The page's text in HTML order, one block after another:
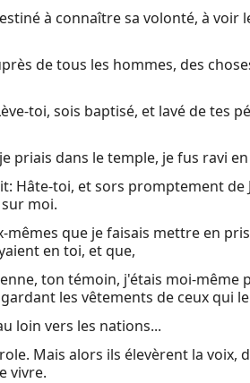
à connaître sa volonté, à voir
de tous les hommes, des
toi, sois baptisé, et lavé de tes
priais dans le temple, je fus ravi
Hâte-toi, et sors promptement de
moi.
mêmes que je faisais mettre en
en toi, et que,
ton témoin, j'étais moi-même
les vêtements de ceux qui
loin vers les nations...
Mais alors ils élevèrent la voix,
vivre.